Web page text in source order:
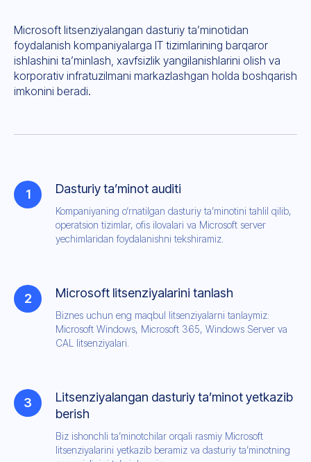
Microsoft litsenziyalangan dasturiy ta’minotidan
foydalanish kompaniyalarga IT tizimlarining barqaror
ishlashini ta’minlash, xavfsizlik yangilanishlarini olish va
korporativ infratuzilmani markazlashgan holda boshqarish
imkonini beradi.
Dasturiy ta’minot auditi
Kompaniyaning o‘rnatilgan dasturiy ta’minotini tahlil qilib,
operatsion tizimlar, ofis ilovalari va Microsoft server
yechimlaridan foydalanishni tekshiramiz.
Microsoft litsenziyalarini tanlash
Biznes uchun eng maqbul litsenziyalarni tanlaymiz:
Microsoft Windows, Microsoft 365, Windows Server va
CAL litsenziyalari.
Litsenziyalangan dasturiy ta’minot yetkazib
berish
Biz ishonchli ta’minotchilar orqali rasmiy Microsoft
litsenziyalarini yetkazib beramiz va dasturiy ta’minotning